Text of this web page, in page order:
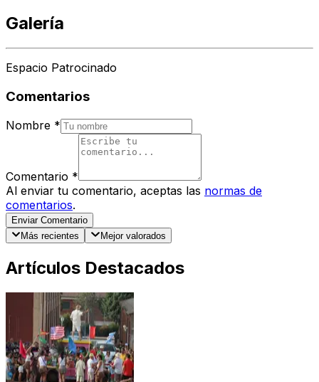
Galería
Espacio Patrocinado
Comentarios
Nombre *
Comentario *
Al enviar tu comentario, aceptas las normas de
comentarios.
Enviar Comentario
Más recientes
Mejor valorados
Artículos Destacados